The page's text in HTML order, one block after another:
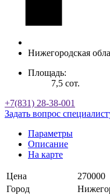
Нижегородская
Площадь:
7,5 сот.
+7(831) 28-38-001
Задать вопрос
Параметры
Описание
На карте
Цена
270000
Город